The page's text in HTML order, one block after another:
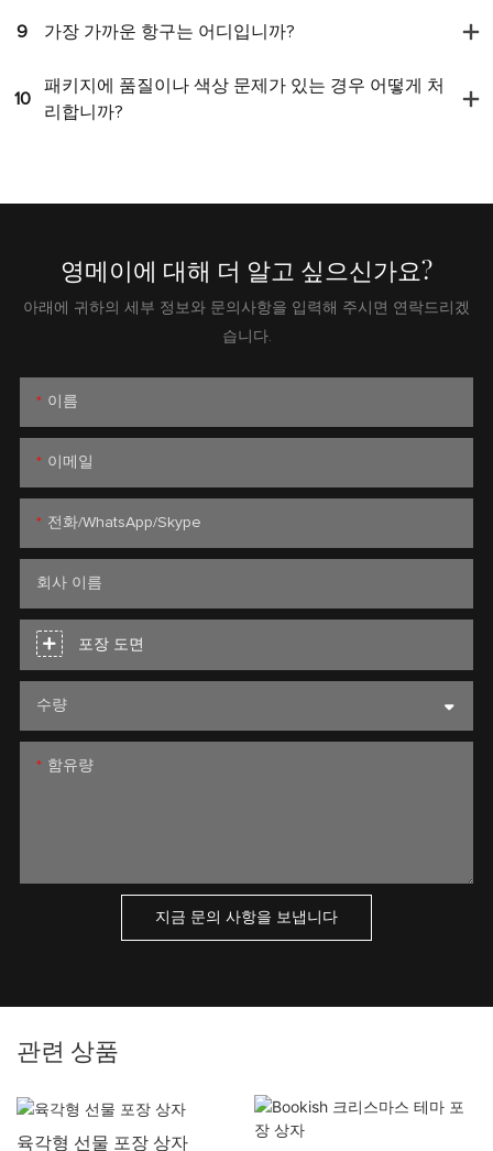
9 가장 가까운 항구는 어디입니까?
10
패키지에 품질이나 색상 문제가 있는 경우 어떻게 처
리합니까?
영메이에 대해 더 알고 싶으신가요?
아래에 귀하의 세부 정보와 문의사항을 입력해 주시면 연락드리겠
습니다.
이름
이메일
전화/WhatsApp/Skype
회사 이름
포장 도면
수량
함유량
지금 문의 사항을 보냅니다
관련 상품
육각형 선물 포장 상자